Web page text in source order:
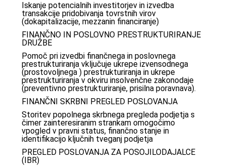
Iskanje potencialnih investitorjev in izvedba
transakcije pridobivanja tovrstnih virov
(dokapitalizacije, mezzanin financiranje)
FINANČNO IN POSLOVNO PRESTRUKTURIRANJE
DRUŽBE
Pomoč pri izvedbi finančnega in poslovnega
prestrukturiranja vključuje ukrepe izvensodnega
(prostovoljnega ) prestrukturiranja in ukrepe
prestrukturiranja v okviru insolvenčne zakonodaje
(preventivno prestrukturiranje, prisilna poravnava).
FINANČNI SKRBNI PREGLED POSLOVANJA
Storitev popolnega skrbnega pregleda podjetja s
čimer zainteresiranim strankam omogočimo
vpogled v pravni status, finančno stanje in
identifikacijo ključnih tveganj podjetja
PREGLED POSLOVANJA ZA POSOJILODAJALCE
(IBR)